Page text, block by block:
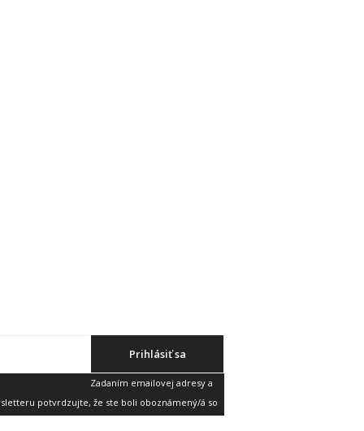
Prihlásiť sa
Zadaním emailovej adresy a
potvrdzujte, že ste boli oboznámený/á so